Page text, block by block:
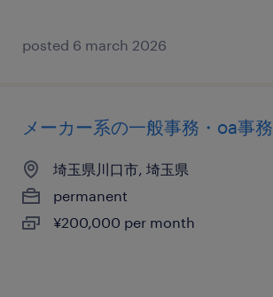
posted 6 march 2026
メーカー系の一般事務・oa事務
埼玉県川口市, 埼玉県
permanent
¥200,000 per month